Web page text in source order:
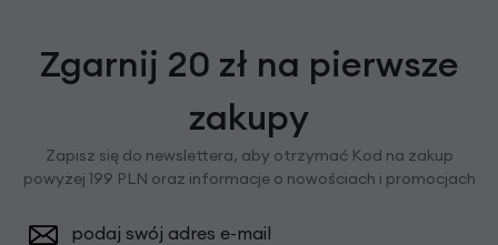
Zgarnij 20 zł na pierwsze
zakupy
Zapisz się do newslettera, aby otrzymać Kod na zakup
powyżej 199 PLN oraz informacje o nowościach i promocjach
podaj swój adres e-mail